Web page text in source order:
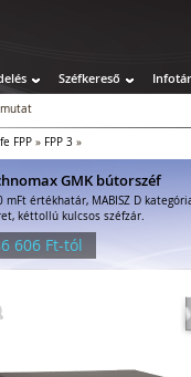
Széfkereső Infotár
FPP » FPP 3 »
GMK bútorszéf
mFt értékhatár, MABISZ D
kéttollú kulcsos széfzár.
606 Ft-tól